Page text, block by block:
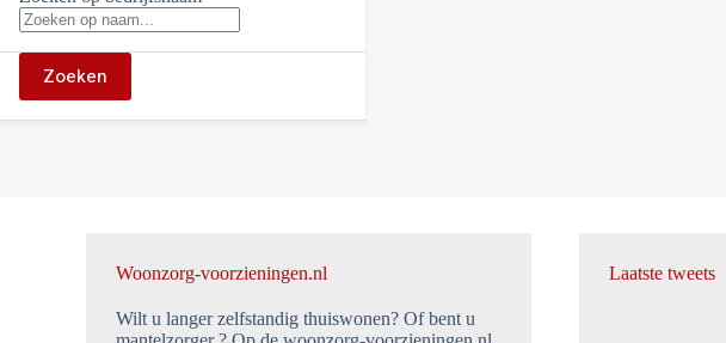
Zoeken
Woonzorg-voorzieningen.nl
Wilt u langer zelfstandig thuiswonen? Of bent u
Laatste tweets